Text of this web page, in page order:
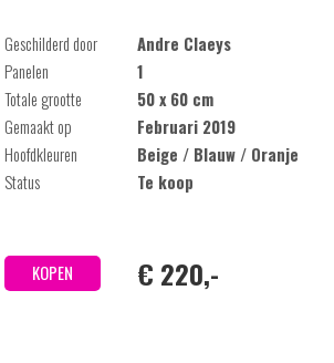
Geschilderd door
Andre Claeys
Panelen
1
Totale grootte
50 x 60 cm
Gemaakt op
Februari 2019
Hoofdkleuren
Beige / Blauw / Oranje
Status
Te koop
KOPEN € 220,-